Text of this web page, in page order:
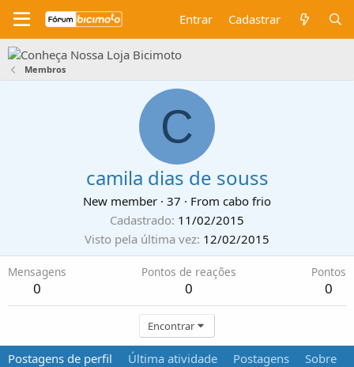
Entrar Cadastrar
Membros
C
camila dias de souss
New member · 37 · From cabo frio
Cadastrado 11/02/2015
Visto pela última vez 12/02/2015
Mensagens
0
Pontos de reações
0
Pontos
0
Encontrar
Postagens de perfil Última atividade Postagens Sobre